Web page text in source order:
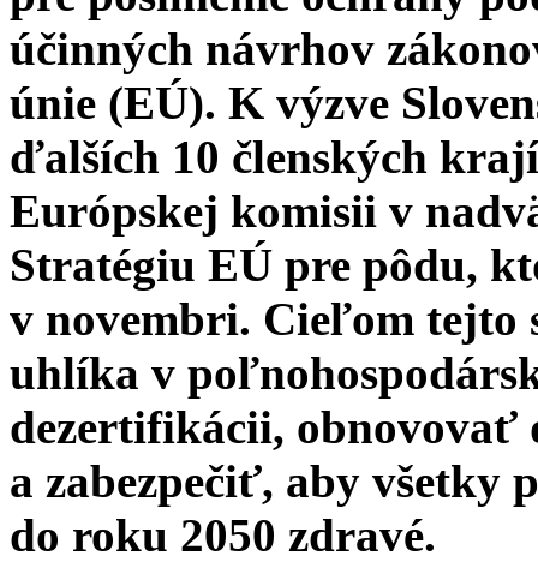
účinných návrhov
únie (EÚ). K výzve
ďalších 10 členských
Európskej komisii v
Stratégiu EÚ pre pôdu,
v novembri. Cieľom tejto
uhlíka v
dezertifikácii, obnovovať
a zabezpečiť, aby všetky
do roku 2050 zdravé.